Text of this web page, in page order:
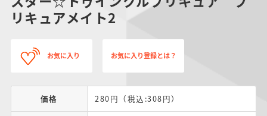
リキュアメイト2
お気に入り お気に入り登録とは？
価格 280円（税込:308円）